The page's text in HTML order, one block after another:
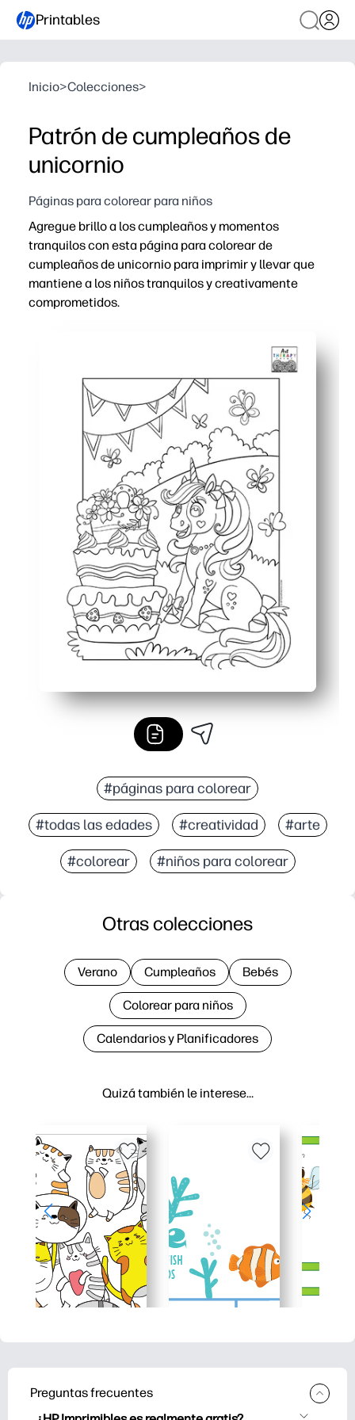
Printables
Inicio>Colecciones>
Patrón de cumpleaños de
unicornio
Páginas para colorear para niños
Agregue brillo a los cumpleaños y momentos
tranquilos con esta página para colorear de
cumpleaños de unicornio para imprimir y llevar que
mantiene a los niños tranquilos y creativamente
comprometidos.
Las ilustraciones detalladas pero amigables
Uso versátil: mantas individuales, tarea de acabado
Mindfulness sin pantalla que te compra tiempo de
#páginas para colorear
#todas las edades #creatividad #arte
#colorear #niños para colorear
Quizá también le interese…
Otras colecciones
Verano Cumpleaños Bebés
Colorear para niños
Calendarios y Planificadores
Preguntas frecuentes